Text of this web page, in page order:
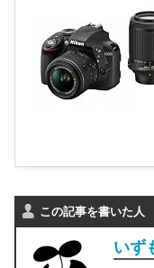
この記事を書いた人
いず